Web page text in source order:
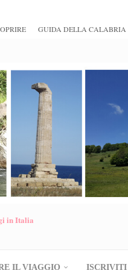
GUIDA DELLA CALABRIA
in Italia
IL VIAGGIO ISCRIVITI